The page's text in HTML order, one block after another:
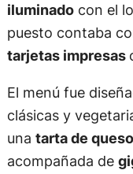
iluminadocon el
puesto contaba
tarjetas impresas
El menú fue
clásicas y
una tarta de
acompañada de